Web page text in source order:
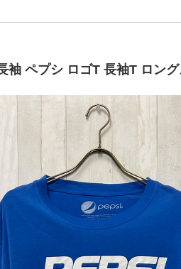
袖 ペプシ ロゴT 長袖T ロン